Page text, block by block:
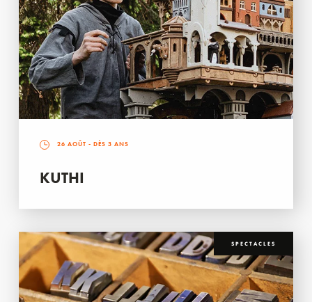
26 AOÛT - DÈS 3 ANS
KUTHI
SPECTACLES